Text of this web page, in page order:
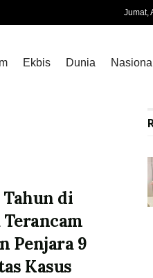
Jumat,
Ekbis Dunia Nasional
Tahun di
Penjara 9
Kasus